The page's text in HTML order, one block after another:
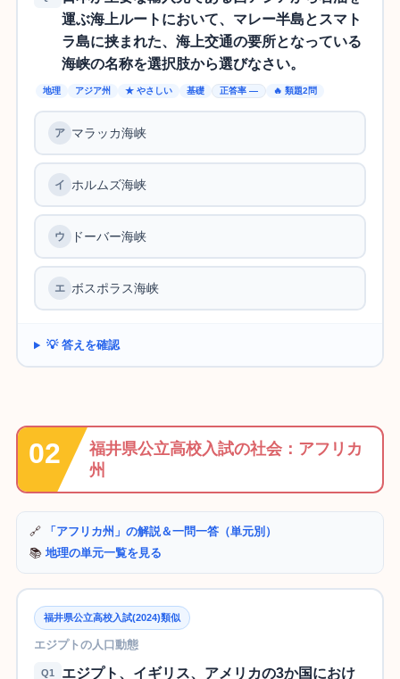
運ぶ海上ルートにおいて、マレー半島とスマト
ラ島に挟まれた、海上交通の要所となっている
海峡の名称を選択肢から選びなさい。
地理 アジア州 ★ やさしい 基礎 正答率 — 🔥 類題2問
マラッカ海峡
ホルムズ海峡
ドーバー海峡
ボスポラス海峡
💡 答えを確認
福井県公立高校入試の社会：アフリカ
州
🔗
「アフリカ州」の解説＆一問一答（単元別）
📚 地理の単元一覧を見る
福井県公立高校入試(2024)類似
エジプトの人口動態
Q1
エジプト、イギリス、アメリカの3か国におけ